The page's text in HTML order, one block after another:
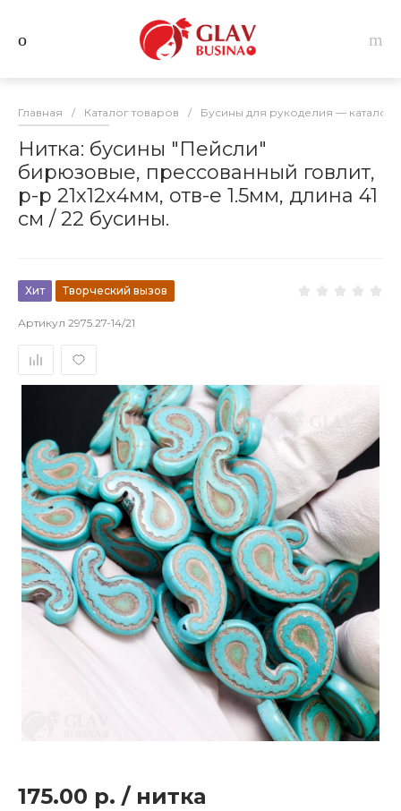
Главная / Каталог товаров / Бусины для рукоделия — каталог
Нитка: бусины "Пейсли"
бирюзовые, прессованный говлит,
р-р 21х12х4мм, отв-е 1.5мм, длина 41
см / 22 бусины.
Хит Творческий вызов
Артикул 2975.27-14/21
175.00 р. / нитка